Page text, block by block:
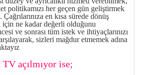
politikamızı her geçen gün geliştirmek
en kısa sürede dönüş
için ne kadar değerli olduğunu
ve sonrası tüm istek ve ihtiyaçlarınızı
sizleri mağdur etmemek adına
açılmıyor ise;